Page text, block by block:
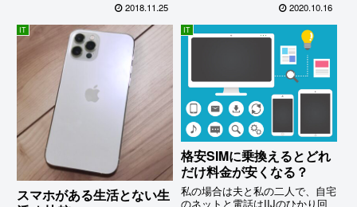
2018.11.25
なぜかうまくつながらなくて、し
ばらくジタバタした挙句、結局諦
めてpcカメラに切り替えること
に。pcのwebカメラは画像が粗い
のでできれば使いたくないんだけ
2020.10.16
IT
スマホがある生活とない生
IT
格安SIMに乗換えるとどれ
だけ料金が安くなる？
私の場合は夫と私の二人で、自宅
のネットと電話はIIJのひかり回